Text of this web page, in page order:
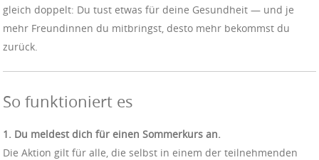
gleich doppelt: Du tust etwas für deine Gesundheit — und je
mehr Freundinnen du mitbringst, desto mehr bekommst du
zurück.
So funktioniert es
1. Du meldest dich für einen Sommerkurs an.
Die Aktion gilt für alle, die selbst in einem der teilnehmenden